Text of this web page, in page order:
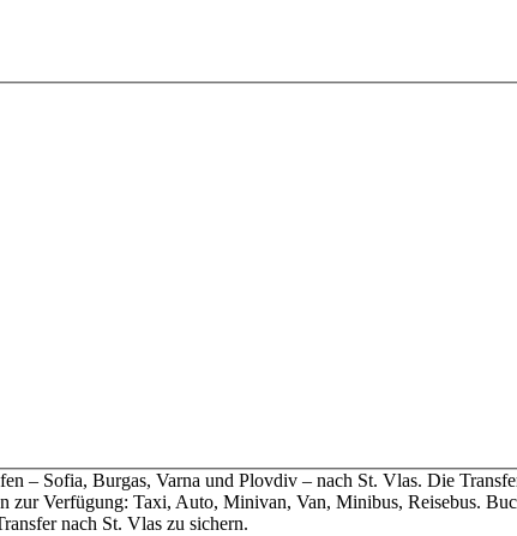
– Sofia, Burgas, Varna und Plovdiv – nach St. Vlas. Die
zur Verfügung: Taxi, Auto, Minivan, Van, Minibus, Reisebus.
nach St. Vlas zu sichern.